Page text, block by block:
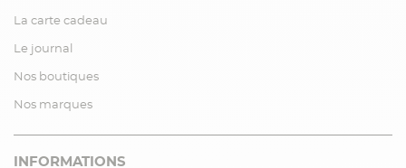
La carte cadeau
Le journal
Nos boutiques
Nos marques
INFORMATIONS